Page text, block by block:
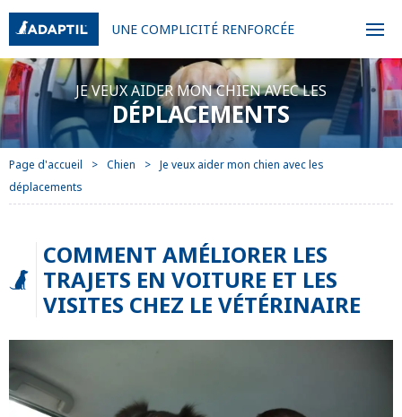
UNE COMPLICITÉ RENFORCÉE
JE VEUX AIDER MON CHIEN AVEC LES
DÉPLACEMENTS
Page d'accueil Chien
Je veux aider mon chien avec les
déplacements
COMMENT AMÉLIORER LES
TRAJETS EN VOITURE ET LES
VISITES CHEZ LE VÉTÉRINAIRE